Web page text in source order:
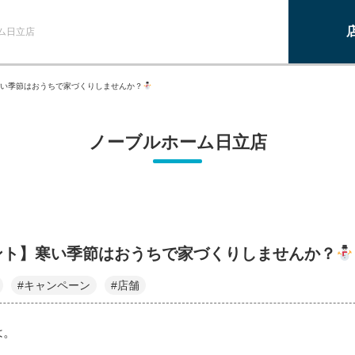
日立店
季節はおうちで家づくりしませんか？
ノーブルホーム日立店
】寒い季節はおうちで家づくりしませんか？
#キャンペーン #店舗